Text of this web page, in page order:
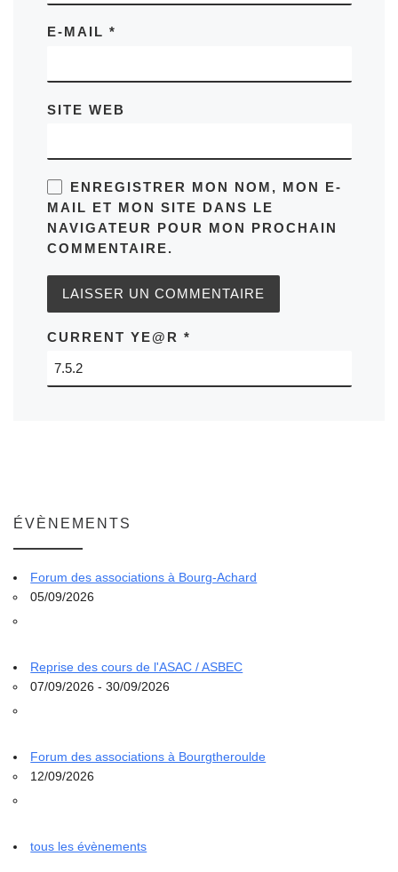
E-MAIL *
SITE WEB
ENREGISTRER MON NOM, MON E-
MAIL ET MON SITE DANS LE
NAVIGATEUR POUR MON PROCHAIN
COMMENTAIRE.
CURRENT YE@R *
ÉVÈNEMENTS
Forum des associations à Bourg-Achard
05/09/2026
Reprise des cours de l'ASAC / ASBEC
07/09/2026 - 30/09/2026
Forum des associations à Bourgtheroulde
12/09/2026
tous les évènements